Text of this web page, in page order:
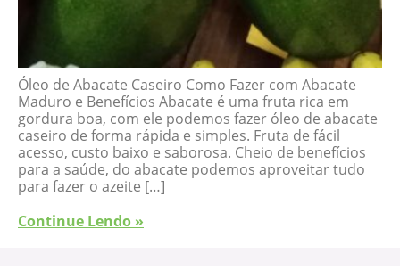
Óleo de Abacate Caseiro Como Fazer com Abacate
Maduro e Benefícios Abacate é uma fruta rica em
gordura boa, com ele podemos fazer óleo de abacate
caseiro de forma rápida e simples. Fruta de fácil
acesso, custo baixo e saborosa. Cheio de benefícios
para a saúde, do abacate podemos aproveitar tudo
para fazer o azeite […]
Continue Lendo »